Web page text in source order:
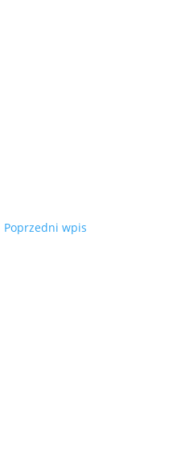
Poprzedni wpis